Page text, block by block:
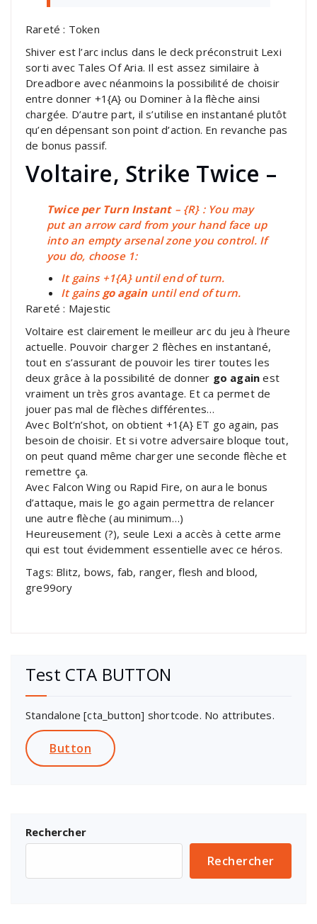
Rareté : Token
Shiver est l’arc inclus dans le deck préconstruit Lexi
sorti avec Tales Of Aria. Il est assez similaire à
Dreadbore avec néanmoins la possibilité de choisir
entre donner +1{A} ou Dominer à la flèche ainsi
chargée. D’autre part, il s’utilise en instantané plutôt
qu’en dépensant son point d’action. En revanche pas
de bonus passif.
Voltaire, Strike Twice –
Twice per Turn Instant– {R} : You may
put an arrow card from your hand face up
into an empty arsenal zone you control. If
you do, choose 1:
It gains +1{A} until end of turn.
It gains go againuntil end of turn.
Rareté : Majestic
Voltaire est clairement le meilleur arc du jeu à l’heure
actuelle. Pouvoir charger 2 flèches en instantané,
tout en s’assurant de pouvoir les tirer toutes les
deux grâce à la possibilité de donner go again est
vraiment un très gros avantage. Et ca permet de
jouer pas mal de flèches différentes…
Avec Bolt’n’shot, on obtient +1{A} ET go again, pas
besoin de choisir. Et si votre adversaire bloque tout,
on peut quand même charger une seconde flèche et
remettre ça.
Avec Falcon Wing ou Rapid Fire, on aura le bonus
d’attaque, mais le go again permettra de relancer
une autre flèche (au minimum…)
Heureusement (?), seule Lexi a accès à cette arme
qui est tout évidemment essentielle avec ce héros.
Tags: Blitz, bows, fab, ranger, flesh and blood,
gre99ory
Test CTA BUTTON
Standalone [cta_button] shortcode. No attributes.
Button
Rechercher
Rechercher